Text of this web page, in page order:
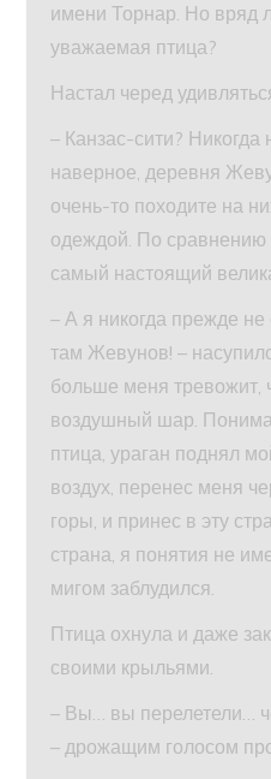
имени Торнар. Но вряд
уважаемая птица?
Настал черед
– Канзас-сити?
наверное, деревня
очень-то походите на
одеждой. По
самый настоящий
– А я никогда прежде
там Жевунов! –
больше меня тревожит,
воздушный шар.
птица, ураган поднял
воздух, перенес меня
горы, и принес в эту
страна, я понятия не
мигом заблудился.
Птица охнула и даже
своими крыльями.
– Вы… вы перелетели…
– дрожащим голосом